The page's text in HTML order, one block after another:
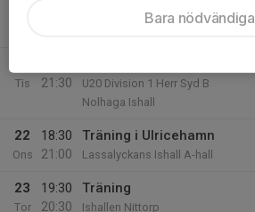
Tis
21:30
U20 Division 1 Herr Syd B
Nolhaga Ishall
22
Ons
18:30
21:00
Träning i Ulricehamn
Lassalyckans Ishall A-hall
23
Tor
19:30
20:30
Träning
Ishallen Nittorp
Bara nödvändiga